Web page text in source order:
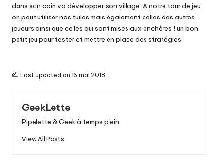
dans son coin va développer son village. A notre tour de jeu
on peut utiliser nos tuiles mais également celles des autres
joueurs ainsi que celles qui sont mises aux enchères ! un bon
petit jeu pour tester et mettre en place des stratégies.
Last updated on 16 mai 2018
GeekLette
Pipelette & Geek à temps plein
View All Posts